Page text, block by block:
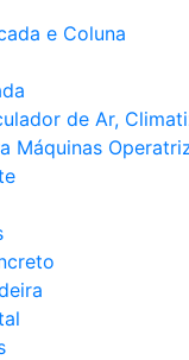
e Coluna
de Ar,
Máquinas